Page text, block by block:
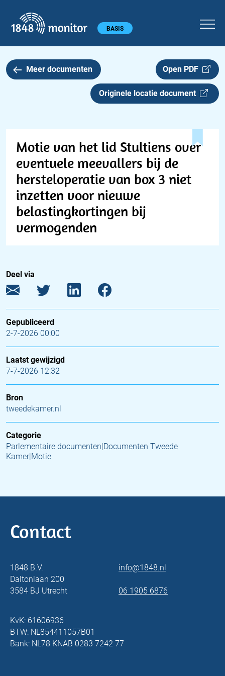
Hoofdmenu BASIS
Meer documenten Open PDF
Originele locatie document
Motie van het lid Stultiens over
eventuele meevallers bij de
hersteloperatie van box 3 niet
inzetten voor nieuwe
belastingkortingen bij
vermogenden
Deel via
Gepubliceerd
2-7-2026 00:00
Laatst gewijzigd
7-7-2026 12:32
Bron
tweedekamer.nl
Categorie
Parlementaire documenten|Documenten Tweede
Kamer|Motie
Contact
1848 B.V.
Daltonlaan 200
3584 BJ Utrecht
info@1848.nl
06 1905 6876
KvK: 61606936
BTW: NL854411057B01
Bank: NL78 KNAB 0283 7242 77